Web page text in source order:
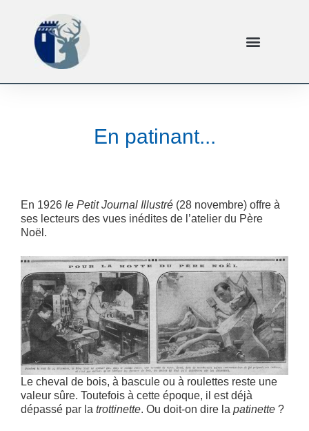
En patinant...
En 1926 le Petit Journal Illustré (28 novembre) offre à
ses lecteurs des vues inédites de l’atelier du Père
Noël.
Le cheval de bois, à bascule ou à roulettes reste une
valeur sûre. Toutefois à cette époque, il est déjà
dépassé par la trottinette. Ou doit-on dire la patinette ?